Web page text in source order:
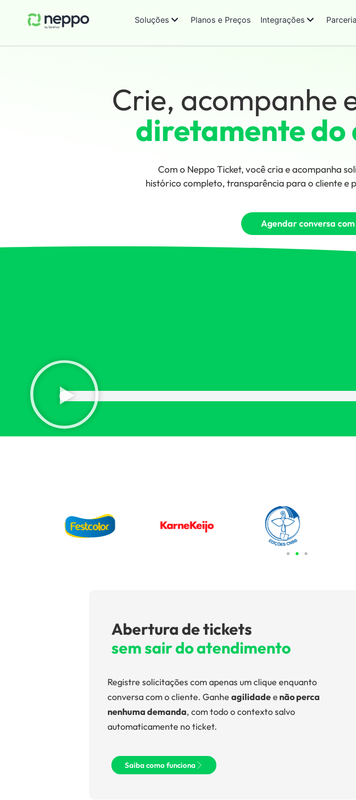
Soluções Planos e Preços Integrações
Crie, acompanhe
diretamente
Com o Neppo Ticket, você cria e acompanha
histórico completo, transparência para o cliente e
Agendar conversa
Abertura de tickets
sem sair do atendimento
Registre solicitações com apenas um clique enquanto
conversa com o cliente. Ganhe agilidadee não perca
nenhuma demanda, com todo o contexto salvo
automaticamente no ticket.
Saiba como funciona